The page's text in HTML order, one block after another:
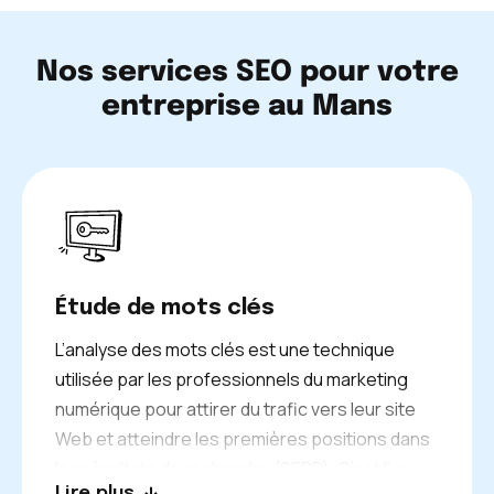
Nos services SEO pour votre
entreprise au Mans
Étude de mots clés
L’analyse des mots clés est une technique
utilisée par les professionnels du marketing
numérique pour attirer du trafic vers leur site
Web et atteindre les premières positions dans